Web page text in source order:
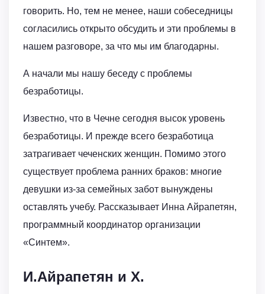
говорить. Но, тем не менее, наши собеседницы
согласились открыто обсудить и эти проблемы в
нашем разговоре, за что мы им благодарны.
А начали мы нашу беседу с проблемы
безработицы.
Известно, что в Чечне сегодня высок уровень
безработицы. И прежде всего безработица
затрагивает чеченских женщин. Помимо этого
существует проблема ранних браков: многие
девушки из-за семейных забот вынуждены
оставлять учебу. Рассказывает Инна Айрапетян,
программный координатор организации
«Синтем».
И.Айрапетян и Х.